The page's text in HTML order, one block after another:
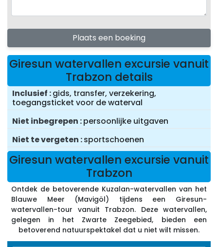
Plaats een boeking
Giresun watervallen excursie vanuit
Trabzon details
Inclusief gids, transfer, verzekering,
toegangsticket voor de waterval
Niet inbegrepen persoonlijke uitgaven
Niet te vergeten sportschoenen
Giresun watervallen excursie vanuit
Trabzon
Ontdek de betoverende Kuzalan-watervallen van het
Blauwe Meer (Mavigöl) tijdens een Giresun-
watervallen-tour vanuit Trabzon. Deze watervallen,
gelegen in het Zwarte Zeegebied, bieden een
betoverend natuurspektakel dat u niet wilt missen.